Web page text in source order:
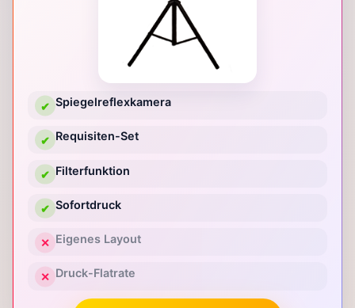
✔ Spiegelreflexkamera
✔ Requisiten-Set
✔ Filterfunktion
✔ Sofortdruck
✕ Eigenes Layout
✕ Druck-Flatrate